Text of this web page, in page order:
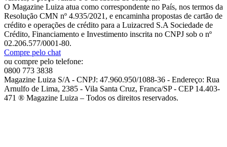
O Magazine Luiza atua como correspondente no País, nos termos da
Resolução CMN nº 4.935/2021, e encaminha propostas de cartão de
crédito e operações de crédito para a Luizacred S.A Sociedade de
Crédito, Financiamento e Investimento inscrita no CNPJ sob o nº
02.206.577/0001-80.
Compre pelo chat
ou compre pelo telefone:
0800 773 3838
Magazine Luiza S/A - CNPJ: 47.960.950/1088-36 - Endereço: Rua
Arnulfo de Lima, 2385 - Vila Santa Cruz, Franca/SP - CEP 14.403-
471 ® Magazine Luiza – Todos os direitos reservados.